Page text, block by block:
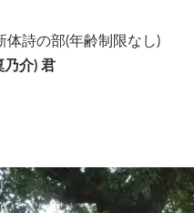
体詩の部(年齢制限なし)
乃介) 君